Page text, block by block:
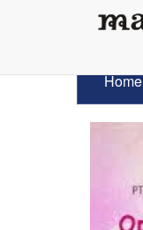
Home